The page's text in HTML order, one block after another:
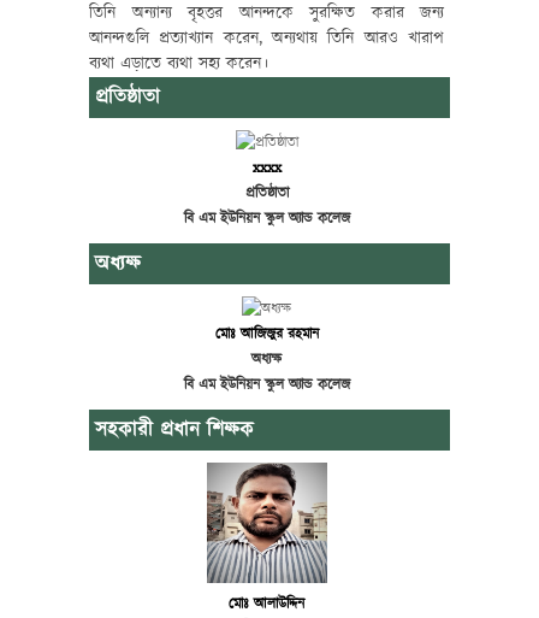
তিনি অন্যান্য বৃহত্তর আনন্দকে সুরক্ষিত করার জন্য
আনন্দগুলি প্রত্যাখ্যান করেন, অন্যথায় তিনি আরও খারাপ
ব্যথা এড়াতে ব্যথা সহ্য করেন।
প্রতিষ্ঠাতা
xxxx
প্রতিষ্ঠাতা
বি এম ইউনিয়ন স্কুল অ্যান্ড কলেজ
অধ্যক্ষ
মোঃ আজিজুর রহমান
অধ্যক্ষ
বি এম ইউনিয়ন স্কুল অ্যান্ড কলেজ
সহকারী প্রধান শিক্ষক
মোঃ আলাউদ্দিন